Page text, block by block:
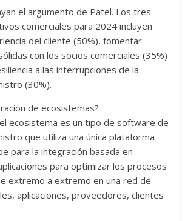
el argumento de Patel. Los tres
comerciales para 2024 incluyen
del cliente (50%), fomentar
con los socios comerciales (35%)
a las interrupciones de la
(30%).
de ecosistemas?
ecosistema es un tipo de software de
que utiliza una única plataforma
para la integración basada en
para optimizar los procesos
extremo a extremo en una red de
aplicaciones, proveedores, clientes